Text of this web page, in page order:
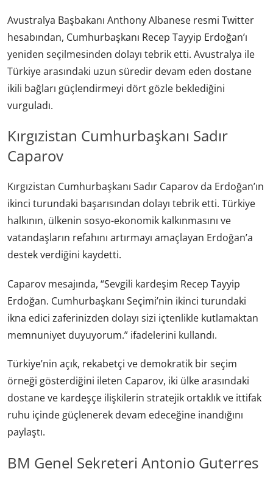
Avustralya Başbakanı Anthony Albanese resmi Twitter
hesabından, Cumhurbaşkanı Recep Tayyip Erdoğan’ı
yeniden seçilmesinden dolayı tebrik etti. Avustralya ile
Türkiye arasındaki uzun süredir devam eden dostane
ikili bağları güçlendirmeyi dört gözle beklediğini
vurguladı.
Kırgızistan Cumhurbaşkanı Sadır
Caparov
Kırgızistan Cumhurbaşkanı Sadır Caparov da Erdoğan’ın
ikinci turundaki başarısından dolayı tebrik etti. Türkiye
halkının, ülkenin sosyo-ekonomik kalkınmasını ve
vatandaşların refahını artırmayı amaçlayan Erdoğan’a
destek verdiğini kaydetti.
Caparov mesajında, “Sevgili kardeşim Recep Tayyip
Erdoğan. Cumhurbaşkanı Seçimi’nin ikinci turundaki
ikna edici zaferinizden dolayı sizi içtenlikle kutlamaktan
memnuniyet duyuyorum.” ifadelerini kullandı.
Türkiye’nin açık, rekabetçi ve demokratik bir seçim
örneği gösterdiğini ileten Caparov, iki ülke arasındaki
dostane ve kardeşçe ilişkilerin stratejik ortaklık ve ittifak
ruhu içinde güçlenerek devam edeceğine inandığını
paylaştı.
BM Genel Sekreteri Antonio Guterres